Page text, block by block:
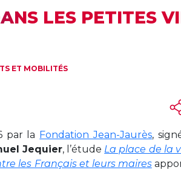
LES PETITES
ET MOBILITÉS
par la Fondation Jean-Jaurès,
Jequier, l’étude La place de la
les Français et leurs maires